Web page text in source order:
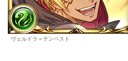
ヴェルドラ＝テンペスト